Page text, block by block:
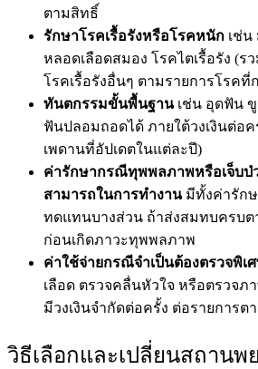
ตามสิทธิ์​
รักษาโรคเรื้อรังหรือโรคหนัก เช่น
หลอดเลือดสมอง โรคไตเรื้อรัง (ร
โรคเรื้อรังอื่นๆ ตามรายการโรค
ทันตกรรมขั้นพื้นฐานเช่น อุดฟัน
ฟันปลอมถอดได้ ภายใต้วงเงินต่อ
เพดานที่อัปเดตในแต่ละปี)​
ค่ารักษากรณีทุพพลภาพหรือเจ็บป่
สามารถในการทำงานมีทั้งค่ารักษ
ทดแทนบางส่วน ถ้าส่งสมทบครบ
ก่อนเกิดภาวะทุพพลภาพ
ค่าใช้จ่ายกรณีจำเป็นต้องตรวจพิเ
เลือด ตรวจคลื่นหัวใจ หรือตรวจภ
มีวงเงินจำกัดต่อครั้ง ต่อรายการ
วิธีเลือกและเปลี่ยนสถานพ